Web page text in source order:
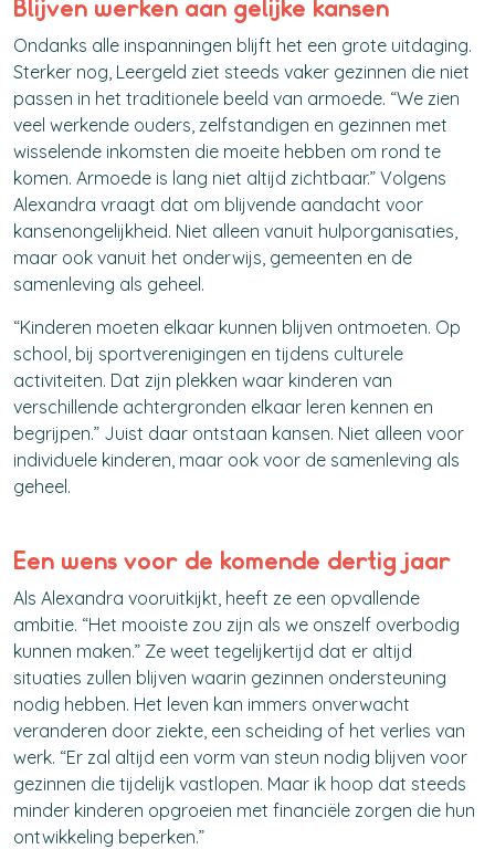
Blijven werken aan gelijke kansen
Ondanks alle inspanningen blijft het een grote uitdaging.
Sterker nog, Leergeld ziet steeds vaker gezinnen die niet
passen in het traditionele beeld van armoede. “We zien
veel werkende ouders, zelfstandigen en gezinnen met
wisselende inkomsten die moeite hebben om rond te
komen. Armoede is lang niet altijd zichtbaar.” Volgens
Alexandra vraagt dat om blijvende aandacht voor
kansenongelijkheid. Niet alleen vanuit hulporganisaties,
maar ook vanuit het onderwijs, gemeenten en de
samenleving als geheel.
“Kinderen moeten elkaar kunnen blijven ontmoeten. Op
school, bij sportverenigingen en tijdens culturele
activiteiten. Dat zijn plekken waar kinderen van
verschillende achtergronden elkaar leren kennen en
begrijpen.” Juist daar ontstaan kansen. Niet alleen voor
individuele kinderen, maar ook voor de samenleving als
geheel.
Een wens voor de komende dertig jaar
Als Alexandra vooruitkijkt, heeft ze een opvallende
ambitie. “Het mooiste zou zijn als we onszelf overbodig
kunnen maken.” Ze weet tegelijkertijd dat er altijd
situaties zullen blijven waarin gezinnen ondersteuning
nodig hebben. Het leven kan immers onverwacht
veranderen door ziekte, een scheiding of het verlies van
werk. “Er zal altijd een vorm van steun nodig blijven voor
gezinnen die tijdelijk vastlopen. Maar ik hoop dat steeds
minder kinderen opgroeien met financiële zorgen die hun
ontwikkeling beperken.”